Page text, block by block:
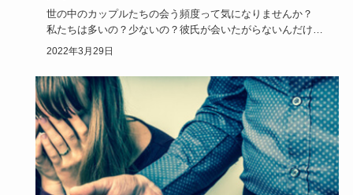
世の中のカップルたちの会う頻度って気になりませんか？
私たちは多いの？少ないの？彼氏が会いたがらないんだけど
これってピン…
2022年3月29日